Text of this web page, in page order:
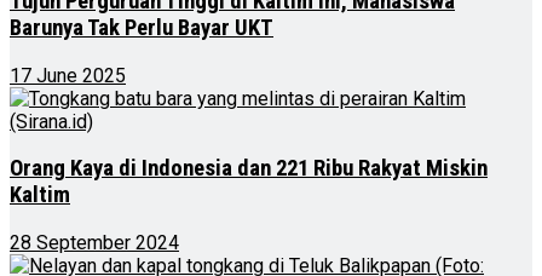
Barunya Tak Perlu Bayar UKT
17 June 2025
Orang Kaya di Indonesia dan 221 Ribu Rakyat Miskin
Kaltim
28 September 2024